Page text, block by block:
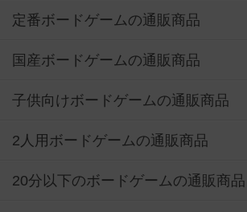
定番ボードゲームの通販商品
国産ボードゲームの通販商品
子供向けボードゲームの通販商品
2人用ボードゲームの通販商品
20分以下のボードゲームの通販商品